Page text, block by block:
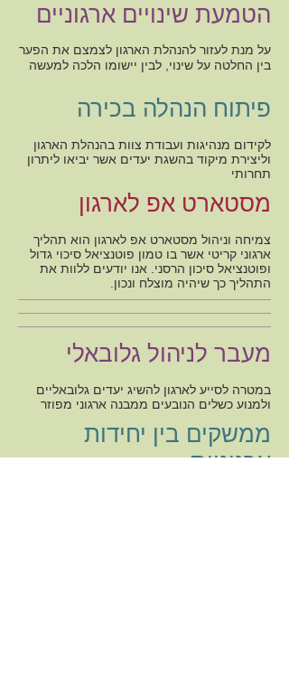
הטמעת שינויים ארגוניים
על מנת לעזור להנהלת הארגון לצמצם את הפער
בין החלטה על שינוי, לבין יישומו הלכה למעשה
פיתוח הנהלה בכירה
לקידום מנהיגות ועבודת צוות בהנהלת הארגון
וליצירת מיקוד בהשגת יעדים אשר יביאו ליתרון
תחרותי
מסטארט אפ לארגון
צמיחה וניהול מסטארט אפ לארגון הוא תהליך
ארגוני קריטי אשר בו טמון פוטנציאל סיכוי גדול
ופוטנציאל סיכון הרסני. אנו יודעים ללוות את
התהליך כך שיהיה מוצלח ונכון.
מעבר לניהול גלובאלי
במטרה לסייע לארגון להשיג יעדים גלובאליים
ולמנוע כשלים הנובעים ממבנה ארגוני מפוזר
ממשקים בין יחידות
ארגוניות